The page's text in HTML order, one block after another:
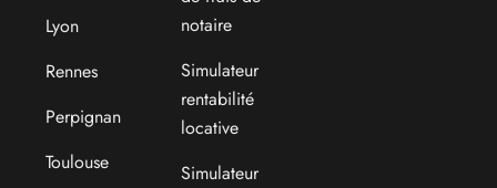
Lyon
Rennes
Perpignan
Toulouse
notaire
Simulateur
rentabilité
locative
Simulateur